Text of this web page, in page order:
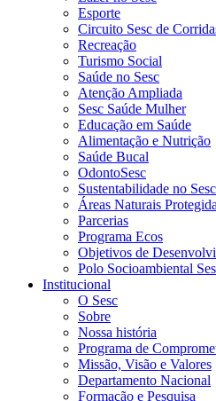
Esporte
Circuito Sesc de
Recreação
Turismo Social
Saúde no Sesc
Atenção Ampliada
Sesc Saúde Mulher
Educação em Saúde
Alimentação e Nutrição
Saúde Bucal
OdontoSesc
Sustentabilidade no Sesc
Áreas Naturais
Parcerias
Programa Ecos
Objetivos de
Polo Socioambiental
Institucional
O Sesc
Sobre
Nossa história
Programa de
Missão, Visão e Valores
Departamento Nacional
Formação e Pesquisa